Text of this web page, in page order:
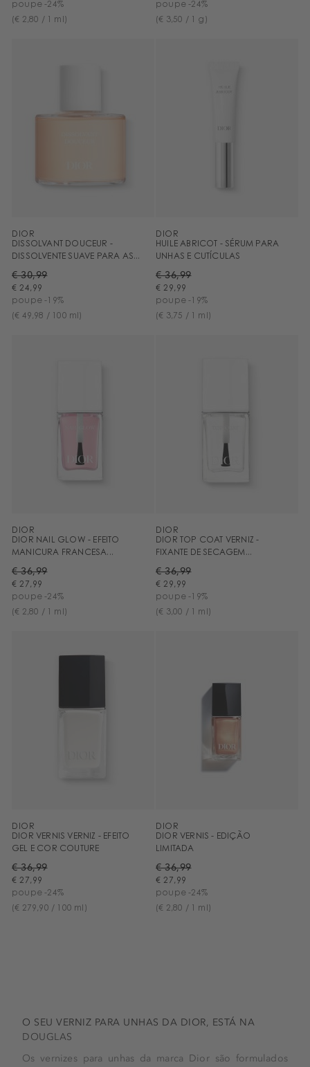
poupe -24%
(€ 2,80 / 1 ml)
poupe -24%
(€ 3,50 / 1 g)
DIOR
DISSOLVANT DOUCEUR -
DISSOLVENTE SUAVE PARA AS...
€ 30,99
€ 24,99
poupe -19%
(€ 49,98 / 100 ml)
DIOR
HUILE ABRICOT - SÉRUM PARA
UNHAS E CUTÍCULAS
€ 36,99
€ 29,99
poupe -19%
(€ 3,75 / 1 ml)
DIOR
DIOR NAIL GLOW - EFEITO
MANICURA FRANCESA...
€ 36,99
€ 27,99
poupe -24%
(€ 2,80 / 1 ml)
DIOR
DIOR TOP COAT VERNIZ -
FIXANTE DE SECAGEM...
€ 36,99
€ 29,99
poupe -19%
(€ 3,00 / 1 ml)
DIOR
DIOR VERNIS VERNIZ - EFEITO
GEL E COR COUTURE
€ 36,99
€ 27,99
poupe -24%
(€ 279,90 / 100 ml)
DIOR
DIOR VERNIS - EDIÇÃO
LIMITADA
€ 36,99
€ 27,99
poupe -24%
(€ 2,80 / 1 ml)
O SEU VERNIZ PARA UNHAS DA DIOR, ESTÁ NA
DOUGLAS
Os vernizes para unhas da marca Dior são formulados